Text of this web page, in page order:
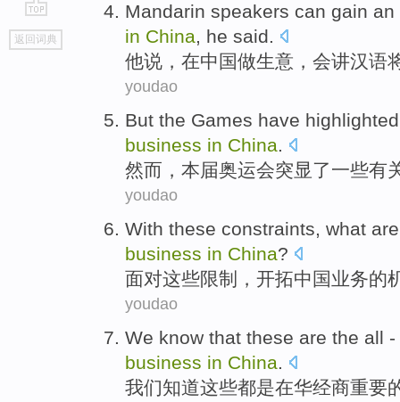
go
top
返回词典
Mandarin speakers can gain
in China, he said.
他说 ， 在中国做生意 ，会讲汉语
youdao
But the Games have highlighted
business in China.
然而 ， 本届奥运会突显了一些有
youdao
With these constraints, what
business in China?
面对这些限制 ，开拓中国业务的
youdao
We know that these are the all -
business in China.
我们知道这些都是在华经商重要